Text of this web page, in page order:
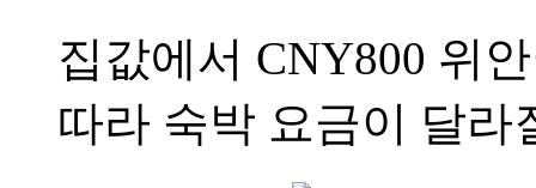
집값에서 CNY800 위
따라 숙박 요금이 달라